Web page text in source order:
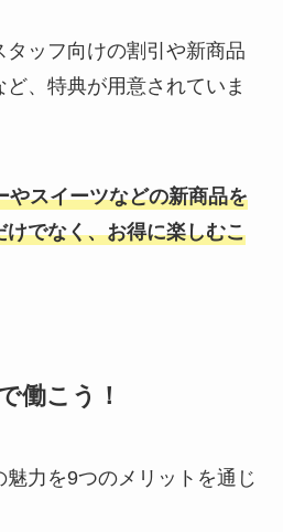
ッフ向けの割引や新商品
、特典が用意されていま
やスイーツなどの新商品を
でなく、お得に楽しむこ
働こう！
魅力を9つのメリットを通じ